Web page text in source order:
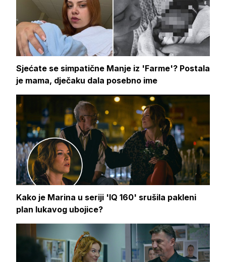
Sjećate se simpatične Manje iz 'Farme'? Postala
je mama, dječaku dala posebno ime
Kako je Marina u seriji 'IQ 160' srušila pakleni
plan lukavog ubojice?